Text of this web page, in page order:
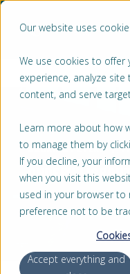
Our website uses
We use cookies to offer
experience, analyze site
content, and serve
Learn more about how
to manage them by
If you decline, your
when you visit this
used in your browser
preference not to be
Accept everything and
SABRINA PETERS 1